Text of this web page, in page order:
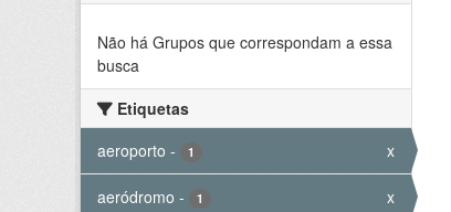
Não há Grupos que correspondam a essa
busca
Etiquetas
aeroporto - 1 x
aeródromo - 1 x